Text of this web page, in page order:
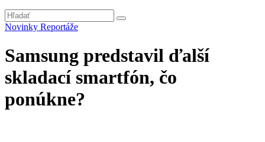
Novinky Reportáže
Samsung predstavil ďalší
skladací smartfón, čo
ponúkne?